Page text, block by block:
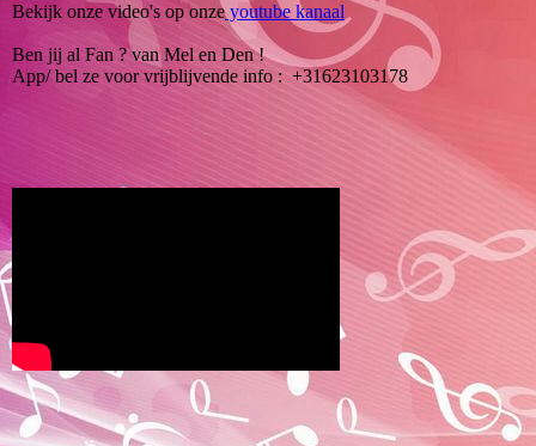
Bekijk onze video's op onzeyoutube kanaal
Ben jij al Fan ? van Mel en Den !
App/ bel ze voor vrijblijvende info : +31623103178